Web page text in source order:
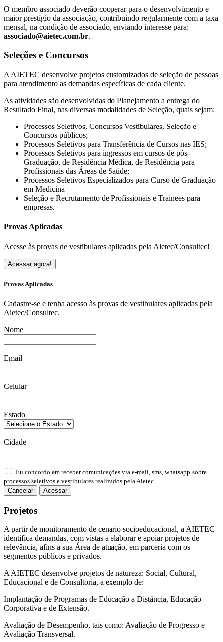
O membro associado deverão cooperar para o desenvolvimento e
maior prestí­gio da associação, contribuindo regularmente com a taxa
mensal, na condição de associado, enviando interesse para:
associado@aietec.com.br.
Seleções e Concursos
A AIETEC desenvolve projetos customizados de seleção de pessoas
para atendimento as demandas específicas de cada cliente.
As atividades são desenvolvidas do Planejamento a entrega do
Resultado Final, nas diversas modalidades de Seleção, quais sejam:
Processos Seletivos, Concursos Vestibulares, Seleção e
Concursos públicos;
Processos Seletivos para Transferência de Cursos nas IES;
Processos Seletivos para ingressos em cursos de pós-
Graduação, de Residência Médica, de Residência para
Profissionais das Áreas de Saúde;
Processos Seletivos Especializados para Curso de Graduação
em Medicina
Seleção e Recrutamento de Profissionais e Trainees para
empresas.
Provas Aplicadas
Acesse às provas de vestibulares aplicadas pela Aietec/Consultec!
Acessar agora!
Provas Aplicadas
Cadastre-se e tenha acesso às provas de vestibulares aplicadas pela
Aietec/Consultec.
Nome
Email
Celular
Estado
Cidade
Eu concordo em receber comunicações via e-mail, sms, whatsapp sobre
processos seletivos e vestibulares realizados pela Aietec.
Cancelar
Acessar
Projetos
A partir de monitoramento de cenário socioeducacional, a AIETEC
identifica demandas, com vistas a elaborar e apoiar projetos de
relevância, afins a sua Área de atuação, em parceria com os
segmentos públicos e privados.
A AIETEC desenvolve projetos de natureza: Social, Cultural,
Educacional e de Consultoria, a exemplo de:
Implantação de Programas de Educação a Distância, Educação
Corporativa e de Extensão.
Avaliação de Desempenho, tais como: Avaliação de Progresso e
Avaliação Transversal.